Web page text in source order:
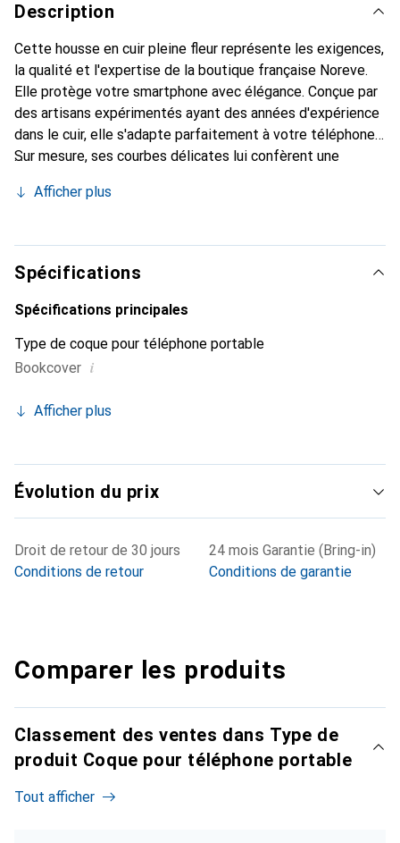
Description
Cette housse en cuir pleine fleur représente les exigences,
la qualité et l'expertise de la boutique française Noreve.
Elle protège votre smartphone avec élégance. Conçue par
des artisans expérimentés ayant des années d'expérience
dans le cuir, elle s'adapte parfaitement à votre téléphone.
Sur mesure, ses courbes délicates lui confèrent une
indispensable pour votre smartphone. Reconnaître
marque Noreve est un choix fiable pour une clientèle
exigeante.
Afficher plus
Spécifications
Spécifications principales
Type de coque pour téléphone portable
Bookcover i
Afficher plus
Évolution du prix
Droit de retour de 30 jours
Conditions de retour
24 mois Garantie (Bring-in)
Conditions de garantie
Comparer les produits
Classement des ventes dans Type de
produit Coque pour téléphone portable
Tout afficher